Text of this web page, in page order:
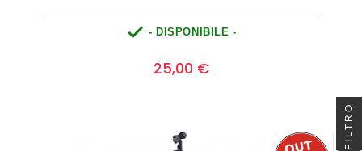
 - DISPONIBILE -
25,00 €
FILTRO